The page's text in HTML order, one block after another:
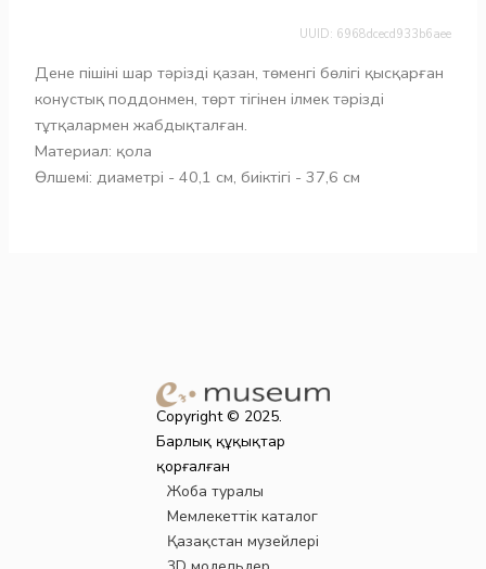
UUID: 6968dcecd933b6aee
Дене пішіні шар тәрізді қазан, төменгі бөлігі қысқарған
конустық поддонмен, төрт тігінен ілмек тәрізді
тұтқалармен жабдықталған.
Материал: қола
Өлшемі: диаметрі - 40,1 см, биіктігі - 37,6 см
Copyright © 2025.
Барлық құқықтар
қорғалған
Жоба туралы
Мемлекеттік каталог
Қазақстан музейлері